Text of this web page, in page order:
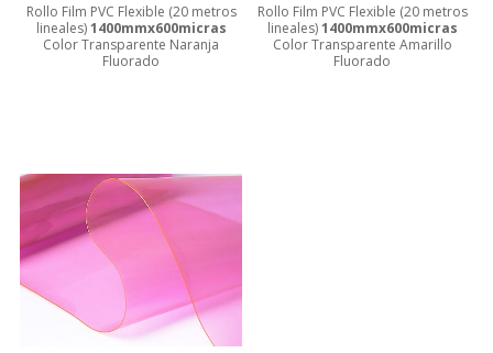
Rollo Film PVC Flexible (20 metros
lineales)1400mmx600micras
Color Transparente Naranja
Fluorado
Rollo Film PVC Flexible (20 metros
lineales)1400mmx600micras
Color Transparente Amarillo
Fluorado